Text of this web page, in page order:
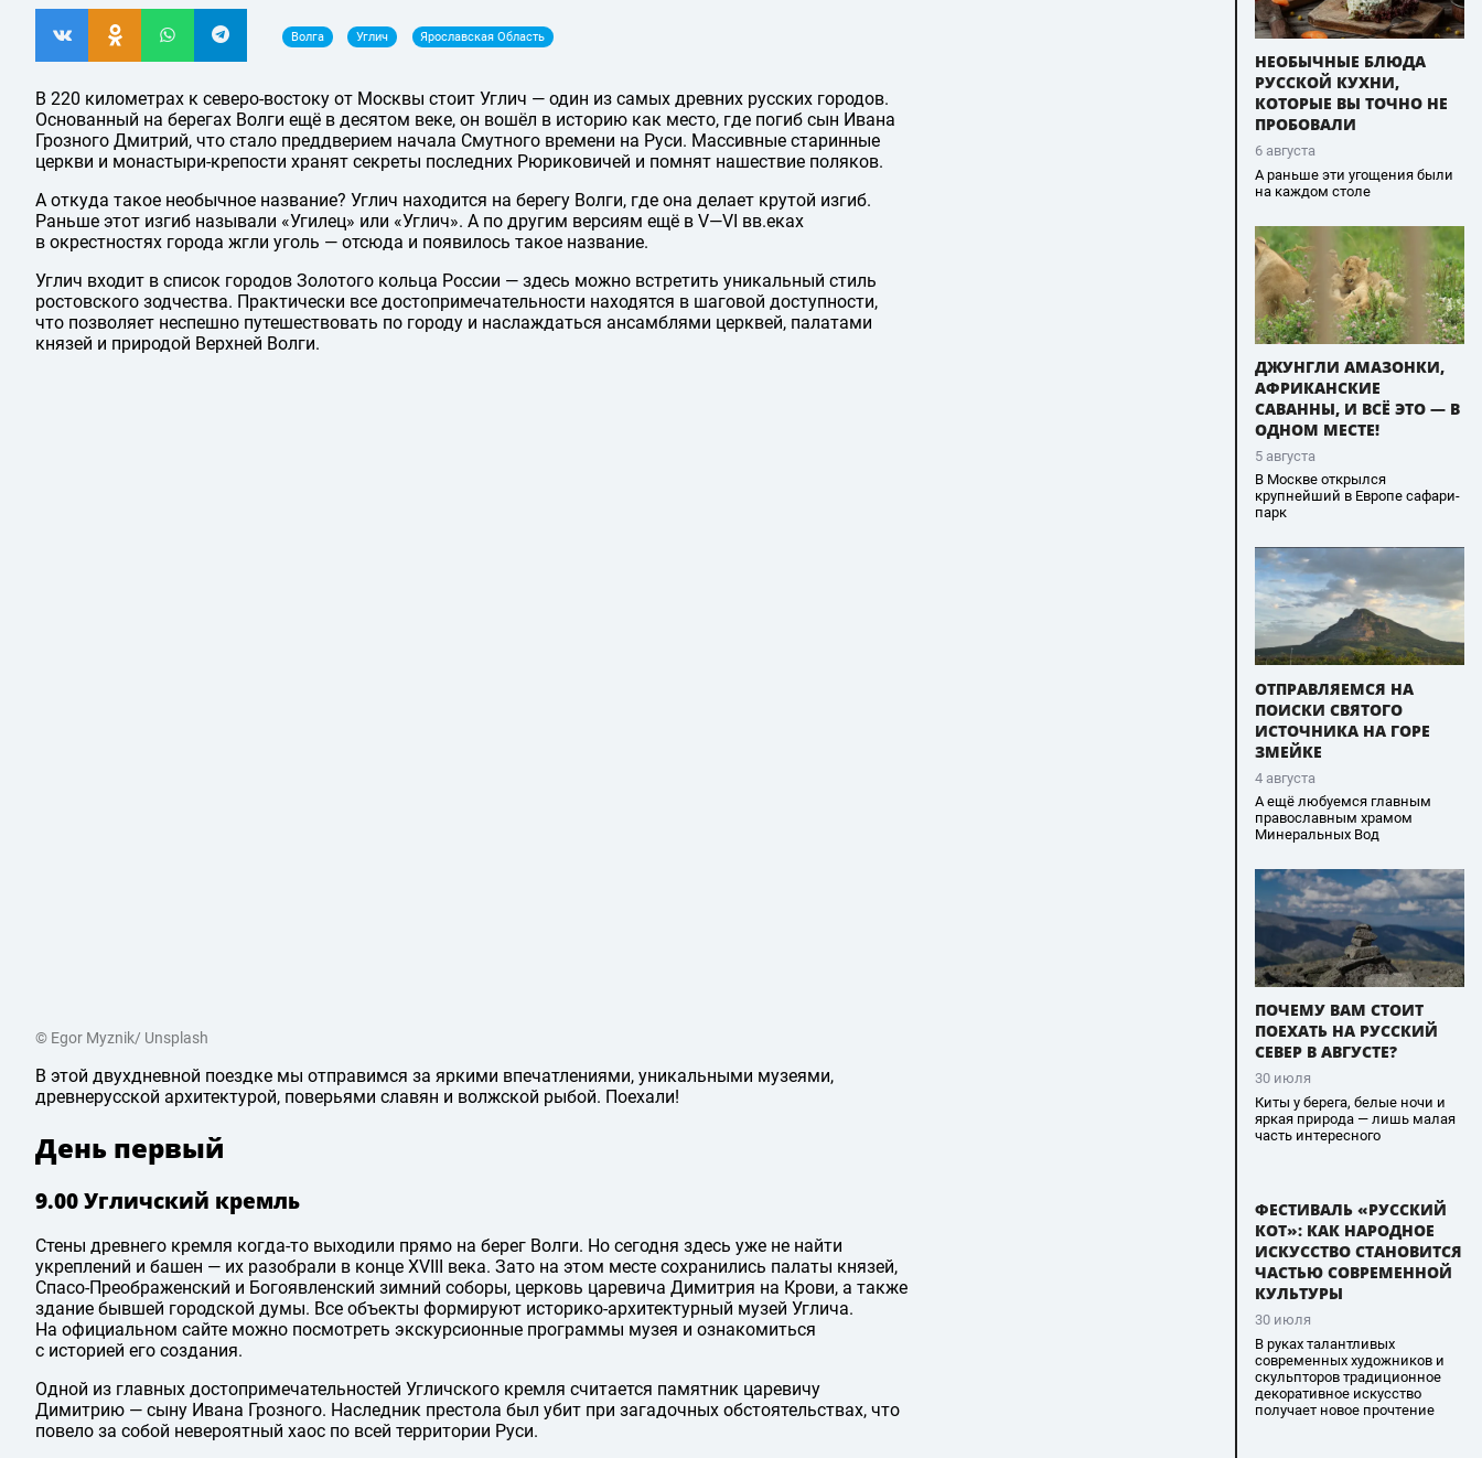
Волга Углич Ярославская Область
В 220 километрах к северо-востоку от Москвы стоит Углич — один из самых древних русских городов.
Основанный на берегах Волги ещё в десятом веке, он вошёл в историю как место, где погиб сын Ивана
Грозного Дмитрий, что стало преддверием начала Смутного времени на Руси. Массивные старинные
церкви и монастыри-крепости хранят секреты последних Рюриковичей и помнят нашествие поляков.
А откуда такое необычное название? Углич находится на берегу Волги, где она делает крутой изгиб.
Раньше этот изгиб называли «Угилец» или «Углич». А по другим версиям ещё в V—VI вв.еках
в окрестностях города жгли уголь — отсюда и появилось такое название.
Углич входит в список городов Золотого кольца России — здесь можно встретить уникальный стиль
ростовского зодчества. Практически все достопримечательности находятся в шаговой доступности,
что позволяет неспешно путешествовать по городу и наслаждаться ансамблями церквей, палатами
князей и природой Верхней Волги.
© Egor Myznik/ Unsplash
В этой двухдневной поездке мы отправимся за яркими впечатлениями, уникальными музеями,
древнерусской архитектурой, поверьями славян и волжской рыбой. Поехали!
День первый
9.00 Угличский кремль
Стены древнего кремля когда-то выходили прямо на берег Волги. Но сегодня здесь уже не найти
укреплений и башен — их разобрали в конце XVIII века. Зато на этом месте сохранились палаты князей,
Спасо-Преображенский и Богоявленский зимний соборы, церковь царевича Димитрия на Крови, а также
здание бывшей городской думы. Все объекты формируют историко-архитектурный музей Углича.
На официальном сайте можно посмотреть экскурсионные программы музея и ознакомиться
с историей его создания.
Одной из главных достопримечательностей Угличского кремля считается памятник царевичу
Димитрию — сыну Ивана Грозного. Наследник престола был убит при загадочных обстоятельствах, что
повело за собой невероятный хаос по всей территории Руси.
НЕОБЫЧНЫЕ БЛЮДА
РУССКОЙ КУХНИ,
КОТОРЫЕ ВЫ ТОЧНО НЕ
ПРОБОВАЛИ
6 августа
А раньше эти угощения были
на каждом столе
ДЖУНГЛИ АМАЗОНКИ,
АФРИКАНСКИЕ
САВАННЫ, И ВСЁ ЭТО — В
ОДНОМ МЕСТЕ!
5 августа
В Москве открылся
крупнейший в Европе сафари-
парк
ОТПРАВЛЯЕМСЯ НА
ПОИСКИ СВЯТОГО
ИСТОЧНИКА НА ГОРЕ
ЗМЕЙКЕ
4 августа
А ещё любуемся главным
православным храмом
Минеральных Вод
ПОЧЕМУ ВАМ СТОИТ
ПОЕХАТЬ НА РУССКИЙ
СЕВЕР В АВГУСТЕ?
30 июля
Киты у берега, белые ночи и
яркая природа — лишь малая
часть интересного
ФЕСТИВАЛЬ «РУССКИЙ
КОТ»: КАК НАРОДНОЕ
ИСКУССТВО СТАНОВИТСЯ
ЧАСТЬЮ СОВРЕМЕННОЙ
КУЛЬТУРЫ
30 июля
В руках талантливых
современных художников и
скульпторов традиционное
декоративное искусство
получает новое прочтение